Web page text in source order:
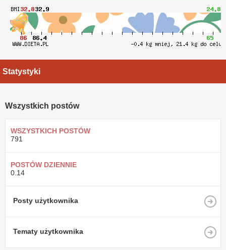
Statystyki
Wszystkich postów
WSZYSTKICH POSTÓW
791
POSTÓW DZIENNIE
0.14
Posty użytkownika
Tematy użytkownika